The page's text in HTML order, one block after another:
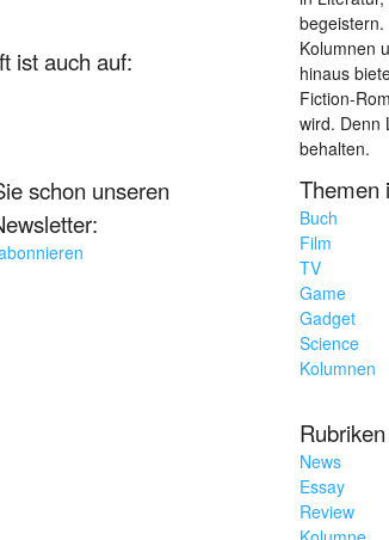
ist auch auf:
schon unseren
Kolumnen
hinaus
Fiction-
wird. Denn
behalten.
Themen
Buch
Film
TV
Game
Gadget
Science
Kolumnen
News
Essay
Review